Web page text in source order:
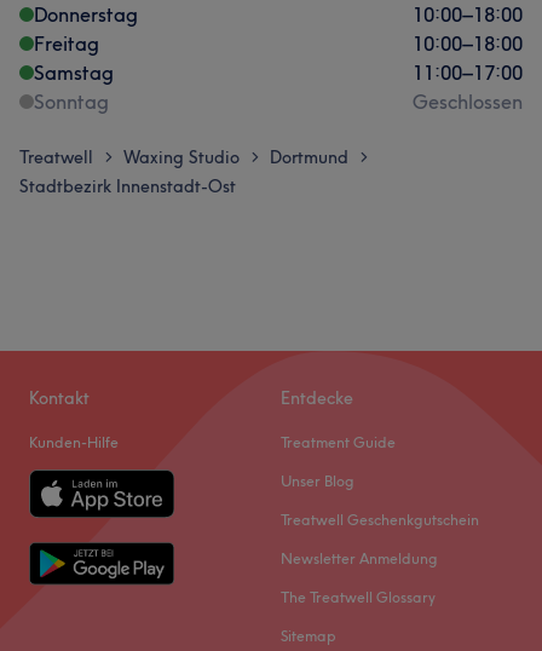
Donnerstag
10:00–18:00
Freitag
10:00–18:00
Samstag
11:00–17:00
Sonntag
Geschlossen
Treatwell > Waxing Studio > Dortmund >
Stadtbezirk Innenstadt-Ost
Kontakt
Kunden-Hilfe
Entdecke
Treatment Guide
Unser Blog
Treatwell Geschenkgutschein
Newsletter Anmeldung
The Treatwell Glossary
Sitemap